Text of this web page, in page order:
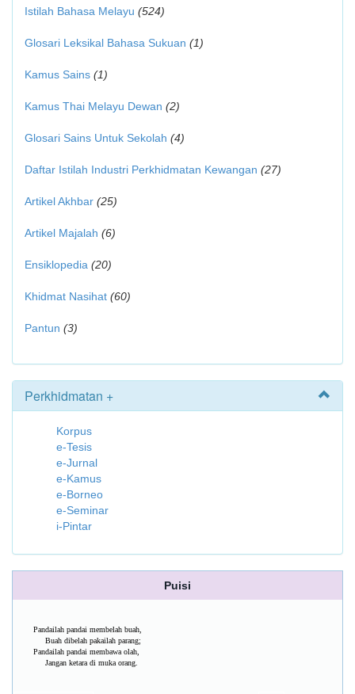
Istilah Bahasa Melayu (524)
Glosari Leksikal Bahasa Sukuan (1)
Kamus Sains (1)
Kamus Thai Melayu Dewan (2)
Glosari Sains Untuk Sekolah (4)
Daftar Istilah Industri Perkhidmatan Kewangan (27)
Artikel Akhbar (25)
Artikel Majalah (6)
Ensiklopedia (20)
Khidmat Nasihat (60)
Pantun (3)
Perkhidmatan +
Korpus
e-Tesis
e-Jurnal
e-Kamus
e-Borneo
e-Seminar
i-Pintar
Puisi
Pandailah pandai membelah buah,
Buah dibelah pakailah parang;
Pandailah pandai membawa olah,
Jangan ketara di muka orang.